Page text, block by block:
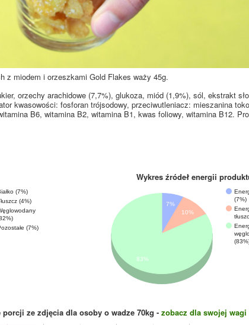
z miodem i orzeszkami Gold Flakes waży 45g.
orzechy arachidowe (7,7%), glukoza, miód (1,9%), sól, ekstrakt
kwasowości: fosforan trójsodowy, przeciwutleniacz: mieszanina
B6, witamina B2, witamina B1, kwas foliowy, witamina B12.
(7%)
(4%)
(7%)
Wykres źródeł energii
(7%)
7%
10%
83%
porcji ze zdjęcia dla osoby o wadze 70kg - zobacz dla swojej wagi